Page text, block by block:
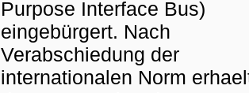
Purpose Interface Bus)
eingebürgert. Nach
Verabschiedung der
internationalen Norm